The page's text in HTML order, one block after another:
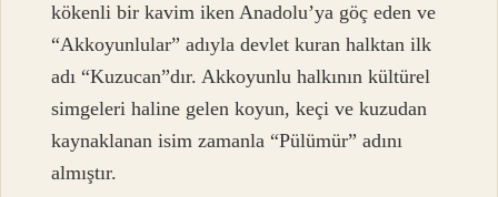
kökenli bir kavim iken Anadolu’ya göç eden ve
“Akkoyunlular” adıyla devlet kuran halktan ilk
adı “Kuzucan”dır. Akkoyunlu halkının kültürel
simgeleri haline gelen koyun, keçi ve kuzudan
kaynaklanan isim zamanla “Pülümür” adını
almıştır.